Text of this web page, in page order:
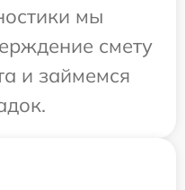
мы
смету
и займемся